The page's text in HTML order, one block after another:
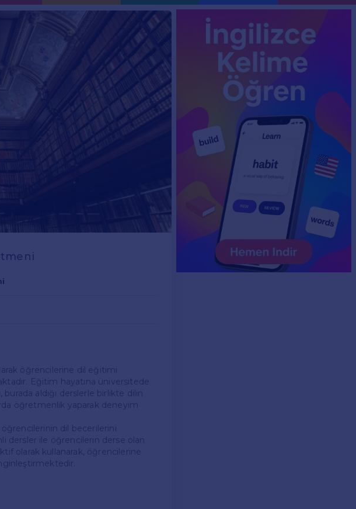
öğrencilerine dil eğitimi
Eğitim hayatına üniversitede
aldığı derslerle birlikte dilin
öğretmenlik yaparak deneyim
dil becerilerini
dersler ile öğrencilerin derse olan
olarak kullanarak, öğrencilerine